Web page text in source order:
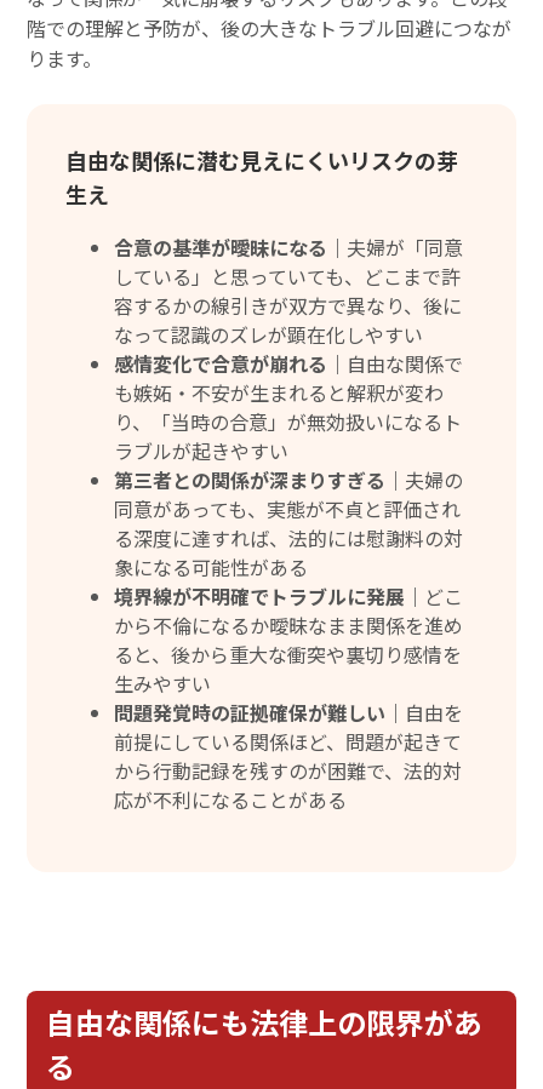
階での理解と予防が、後の大きなトラブル回避につなが
ります。
自由な関係に潜む見えにくいリスクの芽
生え
合意の基準が曖昧になる｜ 夫婦が「同意
している」と思っていても、どこまで許
容するかの線引きが双方で異なり、後に
なって認識のズレが顕在化しやすい
感情変化で合意が崩れる｜ 自由な関係で
も嫉妬・不安が生まれると解釈が変わ
り、「当時の合意」が無効扱いになるト
ラブルが起きやすい
第三者との関係が深まりすぎる｜ 夫婦の
同意があっても、実態が不貞と評価され
る深度に達すれば、法的には慰謝料の対
象になる可能性がある
境界線が不明確でトラブルに発展｜ どこ
から不倫になるか曖昧なまま関係を進め
ると、後から重大な衝突や裏切り感情を
生みやすい
問題発覚時の証拠確保が難しい｜ 自由を
前提にしている関係ほど、問題が起きて
から行動記録を残すのが困難で、法的対
応が不利になることがある
自由な関係にも法律上の限界があ
る